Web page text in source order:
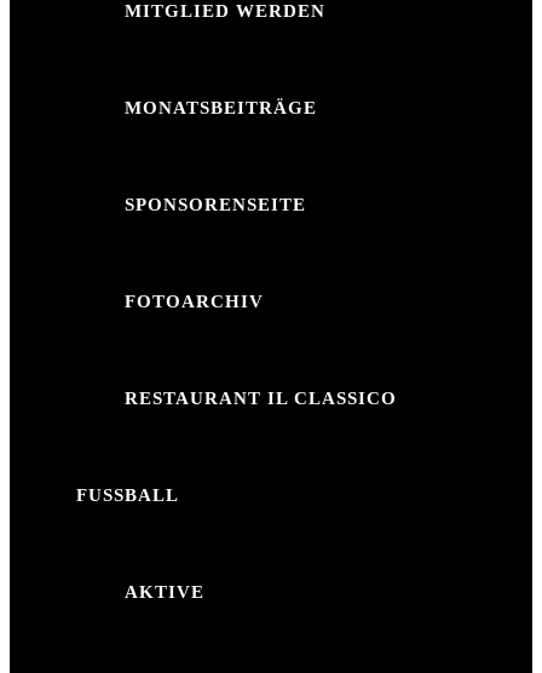
MITGLIED WERDEN
MONATSBEITRÄGE
SPONSORENSEITE
FOTOARCHIV
RESTAURANT IL CLASSICO
FUSSBALL
AKTIVE